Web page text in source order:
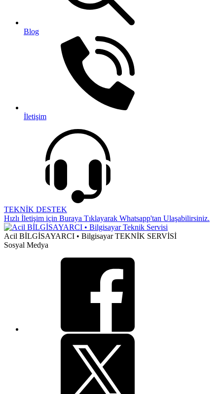
Blog
İletişim
TEKNİK DESTEK
Hızlı İletişim için Buraya Tıklayarak Whatsapp'tan Ulaşabilirsiniz.
Acil BİLGİSAYARCI • Bilgisayar TEKNİK SERVİSİ
Sosyal Medya